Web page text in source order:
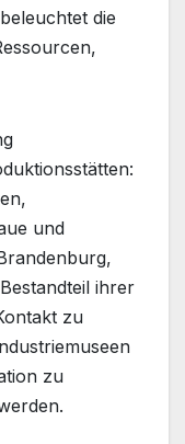
die
und
ihrer
zu
zu